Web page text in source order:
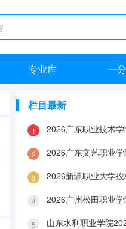
专业库 一
栏目最新